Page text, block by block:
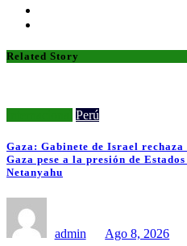
Related Story
Perú
Gaza: Gabinete de Israel
Gaza pese a la presión de
Netanyahu
admin Ago 8, 2026